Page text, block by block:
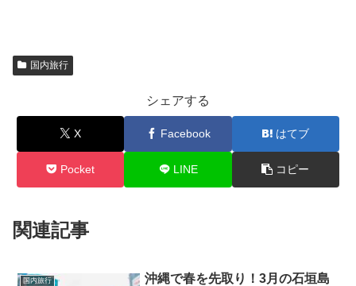
国内旅行
シェアする
X Facebook はてブ
Pocket LINE コピー
関連記事
国内旅行
沖縄で春を先取り！3月の石垣島